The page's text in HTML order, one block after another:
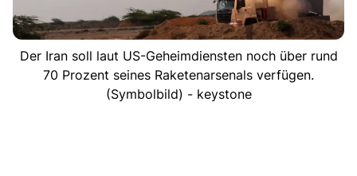
Der Iran soll laut US-Geheimdiensten noch über rund
70 Prozent seines Raketenarsenals verfügen.
(Symbolbild) - keystone